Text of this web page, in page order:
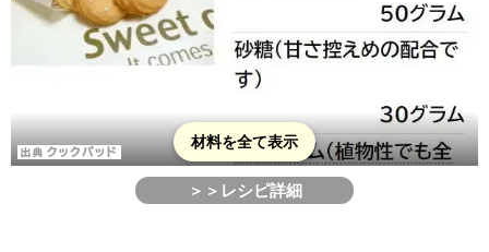
材料を全て表示
＞＞レシピ詳細